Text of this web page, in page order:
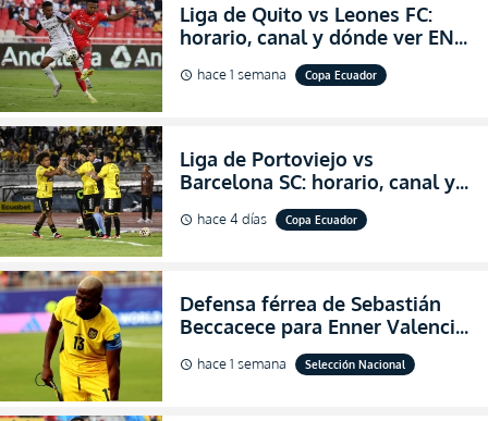
Liga de Quito vs Leones FC:
horario, canal y dónde ver EN
VIVO los octavos de final de la
Copa Ecuador 2026
schedule hace 1 semana Copa Ecuador
Liga de Portoviejo vs
Barcelona SC: horario, canal y
dónde ver EN VIVO los octavos
de final de la Copa Ecuador
schedule hace 4 días Copa Ecuador
Defensa férrea de Sebastián
Beccacece para Enner Valencia
al indicar que era el hombre
indicado para Ecuador
schedule hace 1 semana Selección Nacional